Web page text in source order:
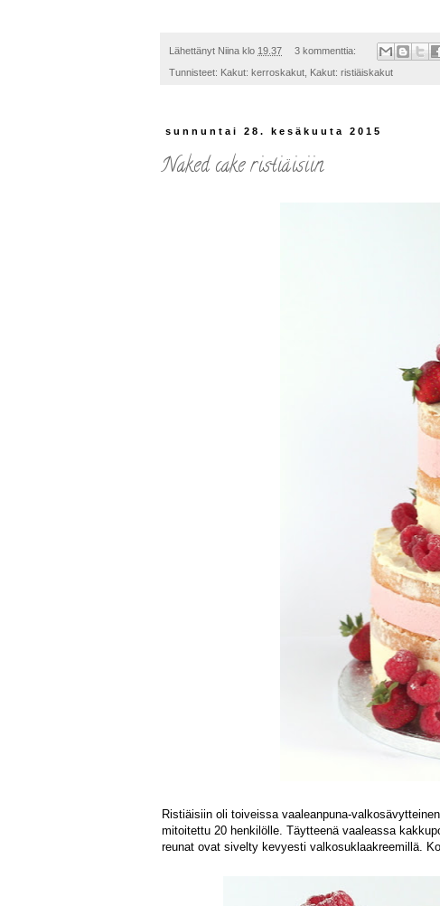
Lähettänyt Niina klo 19.37 3 kommenttia:
Tunnisteet: Kakut: kerroskakut Kakut: ristiäiskakut
sunnuntai 28. kesäkuuta 2015
Naked cake ristiäisiin
Ristiäisiin oli toiveissa vaaleanpuna-
mitoitettu 20 henkilölle. Täytteenä vaaleassa
reunat ovat sivelty kevyesti valkosuklaakreemillä.